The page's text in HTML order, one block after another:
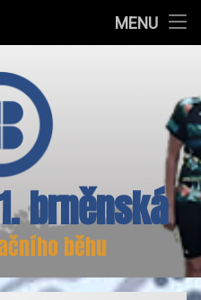
MENU
brněnská
běhu